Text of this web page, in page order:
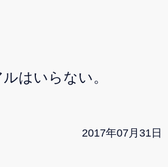
はいらない。
2017年07月 31 日